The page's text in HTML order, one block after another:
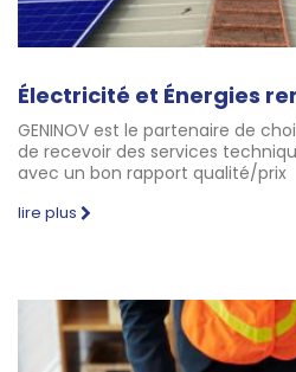
Électricité et Énergies
GENINOV est le partenaire de
de recevoir des services
avec un bon rapport qualité/prix
lire plus